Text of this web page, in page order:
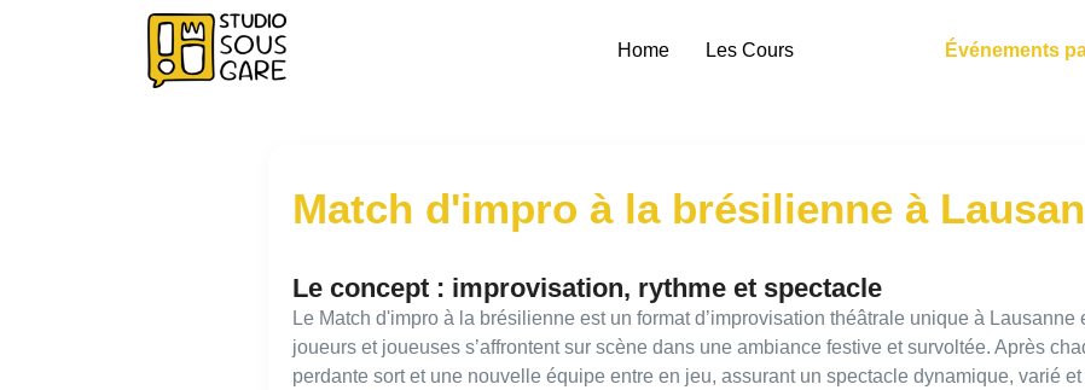
Home Les Cours Événements
Match d'impro à la brésilienne à
Le concept : improvisation, rythme et spectacle
Le Match d'impro à la brésilienne est un format d’improvisation théâtrale unique à Lausanne
joueurs et joueuses s’affrontent sur scène dans une ambiance festive et survoltée. Après
perdante sort et une nouvelle équipe entre en jeu, assurant un spectacle dynamique, varié